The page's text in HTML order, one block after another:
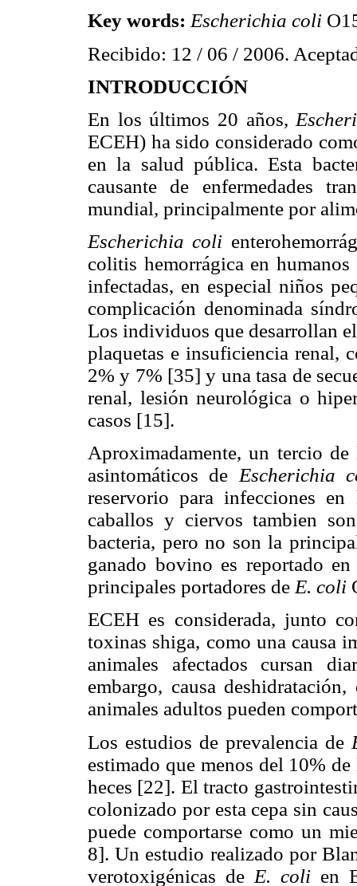
Key words: Escherichia coli
Recibido: 12 / 06 / 2006.
INTRODUCCIÓN
En los últimos 20 años,
ECEH) ha sido considerado
en la salud pública. Esta
causante de enfermedades
mundial, principalmente por
Escherichia coli
colitis hemorrágica en
infectadas, en especial niños
complicación denominada
Los individuos que desarrollan
plaquetas e insuficiencia renal,
2% y 7% [35] y una tasa de
renal, lesión neurológica o
casos [15].
Aproximadamente, un tercio
asintomáticos de Escherichia
reservorio para infecciones en
caballos y ciervos tambien
bacteria, pero no son la
ganado bovino es reportado
principales portadores de E. coli
ECEH es considerada, junto
toxinas shiga, como una causa
animales afectados cursan
embargo, causa
animales adultos pueden
Los estudios de prevalencia de
estimado que menos del 10%
heces [22]. El tracto
colonizado por esta cepa sin
puede comportarse como un
8]. Un estudio realizado por
verotoxigénicas de E. colien